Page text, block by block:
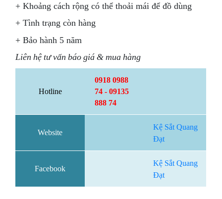
+Khoảng cách rộng có thể thoải mái để đồ dùng
+Tình trạng còn hàng
+Bảo hành 5 năm
Liên hệ tư vấn báo giá & mua hàng
Hotline
0918 0988
74 - 09135
888 74
Website
Kệ Sắt Quang
Đạt
Facebook
Kệ Sắt Quang
Đạt